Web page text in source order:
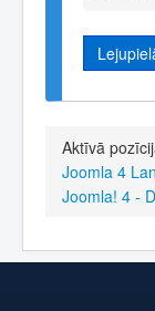
Aktīvā
Joomla 4
Joomla! 4 -